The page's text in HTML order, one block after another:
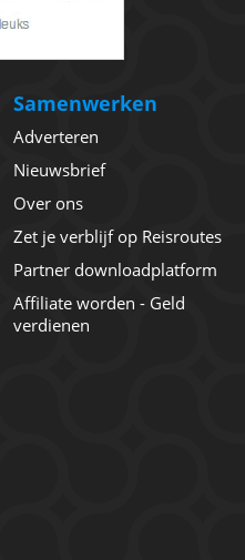
Samenwerken
Adverteren
Nieuwsbrief
Over ons
Zet je verblijf op Reisroutes
Partner downloadplatform
Affiliate worden - Geld
verdienen